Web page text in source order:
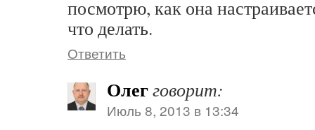
посмотрю, как она
что делать.
Ответить
Олегговорит:
Июль 8, 2013 в 13:34